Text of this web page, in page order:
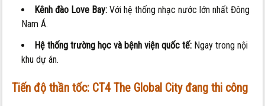
Kênh đào Love Bay: Với hệ thống nhạc nước lớn nhất Đông
Nam Á.
Hệ thống trường học và bệnh viện quốc tế: Ngay trong nội
khu dự án.
Tiến độ thần tốc: CT4 The Global City đang thi công